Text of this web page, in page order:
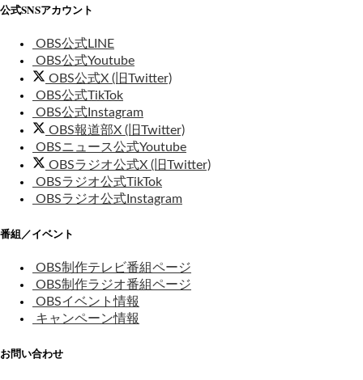
公式SNSアカウント
OBS公式LINE
OBS公式Youtube
OBS公式X (旧Twitter)
OBS公式TikTok
OBS公式Instagram
OBS報道部X (旧Twitter)
OBSニュース公式Youtube
OBSラジオ公式X (旧Twitter)
OBSラジオ公式TikTok
OBSラジオ公式Instagram
番組／イベント
OBS制作テレビ番組ページ
OBS制作ラジオ番組ページ
OBSイベント情報
キャンペーン情報
お問い合わせ